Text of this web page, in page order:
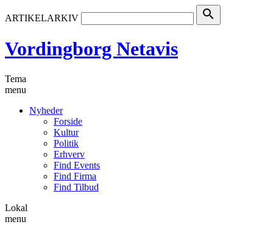
ARTIKELARKIV search
Vordingborg Netavis
Tema
menu
Nyheder
Forside
Kultur
Politik
Erhverv
Find Events
Find Firma
Find Tilbud
Lokal
menu